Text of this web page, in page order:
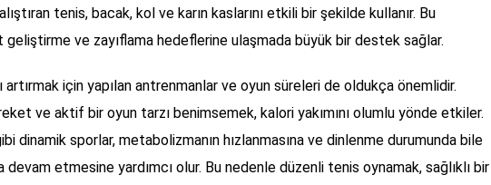
tenis, bacak, kol ve karın kaslarını etkili bir şekilde kullanır. Bu
geliştirme ve zayıflama hedeflerine ulaşmada büyük bir destek sağlar.
artırmak için yapılan antrenmanlar ve oyun süreleri de oldukça önemlidir.
ve aktif bir oyun tarzı benimsemek, kalori yakımını olumlu yönde etkiler.
dinamik sporlar, metabolizmanın hızlanmasına ve dinlenme durumunda bile
devam etmesine yardımcı olur. Bu nedenle düzenli tenis oynamak, sağlıklı bir